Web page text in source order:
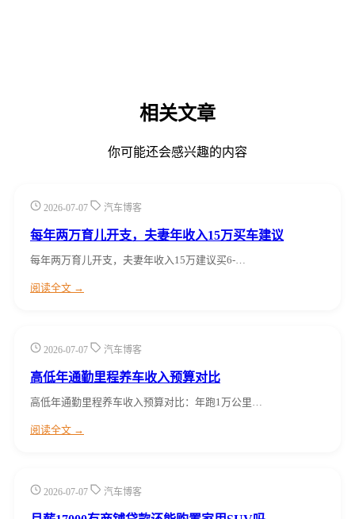
相关文章
你可能还会感兴趣的内容
2026-07-07 汽车博客
每年两万育儿开支，夫妻年收入15万买车建议
每年两万育儿开支，夫妻年收入15万建议买6-…
阅读全文 →
2026-07-07 汽车博客
高低年通勤里程养车收入预算对比
高低年通勤里程养车收入预算对比：年跑1万公里…
阅读全文 →
2026-07-07 汽车博客